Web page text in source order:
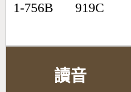
1-756B 919C
讀音